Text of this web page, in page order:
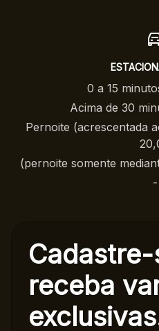
0 a 15
Acima de 30
Pernoite (acrescentada
(pernoite somente
-
receba